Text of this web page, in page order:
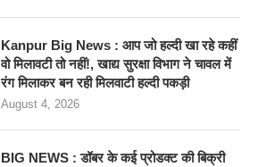
Kanpur Big News : आप जो हल्दी खा रहे कहीं
वो मिलावटी तो नहीं!, खाद्य सुरक्षा विभाग ने चावल में
रंग मिलाकर बन रही मिलवाटी हल्दी पकड़ी
August 4, 2026
BIG NEWS : डॉबर के कई प्रोडक्ट की बिक्री